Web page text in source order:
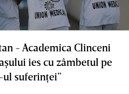
- Academica Clinceni
ies cu zâmbetul pe
suferinţei”